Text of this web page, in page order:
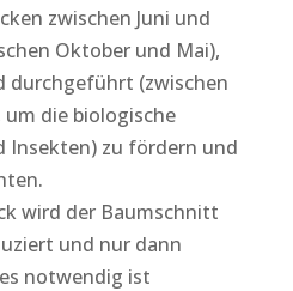
zwischen Juni und
Oktober und Mai),
durchgeführt (zwischen
um die biologische
Insekten) zu fördern und
wird der Baumschnitt
und nur dann
notwendig ist